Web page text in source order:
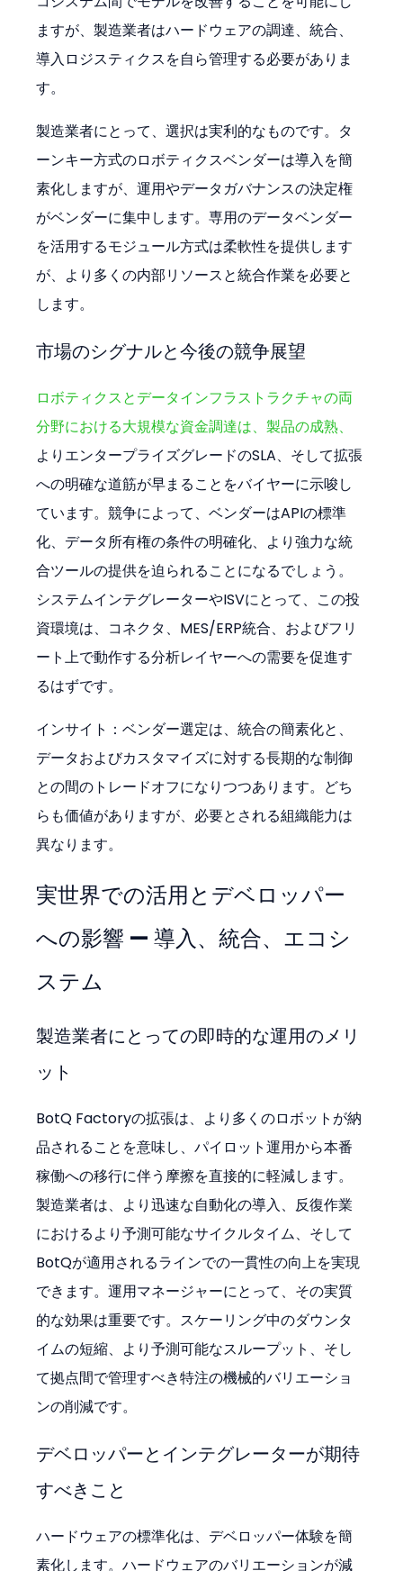
ますが、製造業者はハードウェアの調達、統合、
導入ロジスティクスを自ら管理する必要がありま
す。
製造業者にとって、選択は実利的なものです。タ
ーンキー方式のロボティクスベンダーは導入を簡
素化しますが、運用やデータガバナンスの決定権
がベンダーに集中します。専用のデータベンダー
を活用するモジュール方式は柔軟性を提供します
が、より多くの内部リソースと統合作業を必要と
します。
市場のシグナルと今後の競争展望
ロボティクスとデータインフラストラクチャの両
分野における大規模な資金調達は、製品の成熟、
よりエンタープライズグレードのSLA、そして拡張
への明確な道筋が早まることをバイヤーに示唆し
ています。競争によって、ベンダーはAPIの標準
化、データ所有権の条件の明確化、より強力な統
合ツールの提供を迫られることになるでしょう。
システムインテグレーターやISVにとって、この投
資環境は、コネクタ、MES/ERP統合、およびフリ
ート上で動作する分析レイヤーへの需要を促進す
るはずです。
インサイト：ベンダー選定は、統合の簡素化と、
データおよびカスタマイズに対する長期的な制御
との間のトレードオフになりつつあります。どち
らも価値がありますが、必要とされる組織能力は
異なります。
実世界での活用とデベロッパー
への影響 — 導入、統合、エコシ
ステム
製造業者にとっての即時的な運用のメリ
ット
BotQ Factoryの拡張は、より多くのロボットが納
品されることを意味し、パイロット運用から本番
稼働への移行に伴う摩擦を直接的に軽減します。
製造業者は、より迅速な自動化の導入、反復作業
におけるより予測可能なサイクルタイム、そして
BotQが適用されるラインでの一貫性の向上を実現
できます。運用マネージャーにとって、その実質
的な効果は重要です。スケーリング中のダウンタ
イムの短縮、より予測可能なスループット、そし
て拠点間で管理すべき特注の機械的バリエーショ
ンの削減です。
デベロッパーとインテグレーターが期待
すべきこと
ハードウェアの標準化は、デベロッパー体験を簡
素化します。ハードウェアのバリエーションが減